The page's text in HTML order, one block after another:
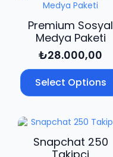
Premium Sosyal
Medya Paketi
₺28.000,00
Select Options
Snapchat 250